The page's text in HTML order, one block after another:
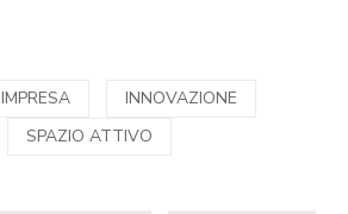
IMPRESA
INNOVAZIONE
SPAZIO ATTIVO